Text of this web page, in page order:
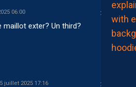
06:00
exter? Un third?
juillet 2025 17:16